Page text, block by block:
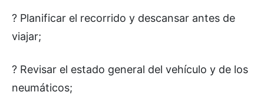
? Planificar el recorrido y descansar antes de
viajar;
? Revisar el estado general del vehículo y de los
neumáticos;